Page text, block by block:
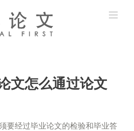
文怎么通过论文
要经过毕业论文的检验和毕业答